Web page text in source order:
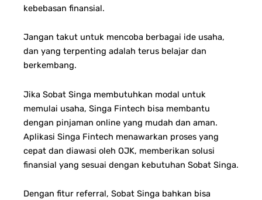
kebebasan finansial.
Jangan takut untuk mencoba berbagai ide usaha,
dan yang terpenting adalah terus belajar dan
berkembang.
Jika Sobat Singa membutuhkan modal untuk
memulai usaha, Singa Fintech bisa membantu
dengan pinjaman online yang mudah dan aman.
Aplikasi Singa Fintech menawarkan proses yang
cepat dan diawasi oleh OJK, memberikan solusi
finansial yang sesuai dengan kebutuhan Sobat Singa.
Dengan fitur referral, Sobat Singa bahkan bisa